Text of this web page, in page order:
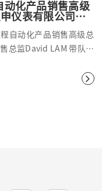
动化产品销售高级
仪表有限公司考
自动化产品销售高级总
总监David LAM 带队赴
蒋楠参与了交流。